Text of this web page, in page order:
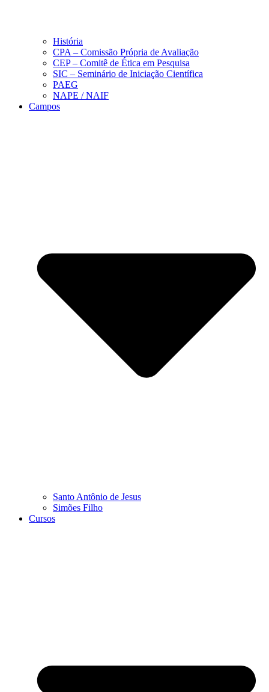
História
CPA – Comissão Própria de Avaliação
CEP – Comitê de Ética em Pesquisa
SIC – Seminário de Iniciação Científica
PAEG
NAPE / NAIF
Campos
Santo Antônio de Jesus
Simões Filho
Cursos